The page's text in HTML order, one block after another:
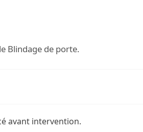
Blindage de porte.
avant intervention.